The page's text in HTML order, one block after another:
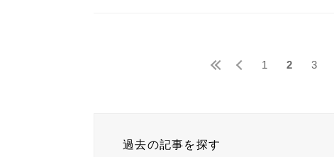
1 2 3
過去の記事を探す